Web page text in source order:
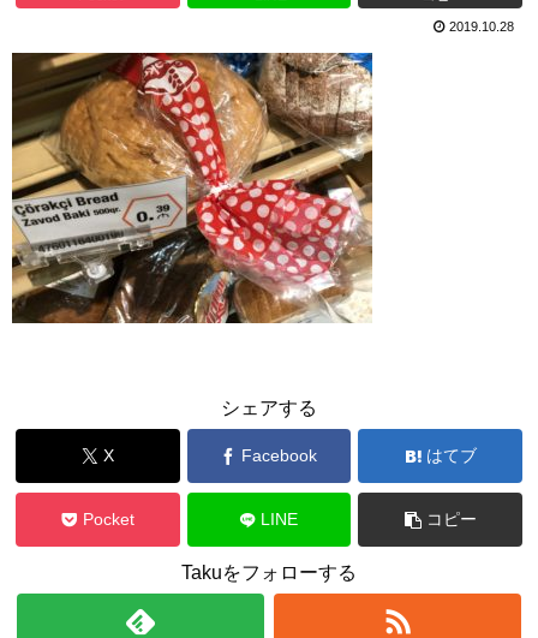
2019.10.28
シェアする
X Facebook はてブ
Pocket LINE コピー
Takuをフォローする